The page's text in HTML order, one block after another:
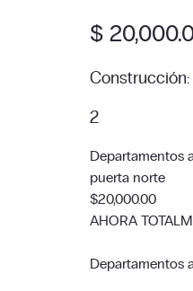
$
Construcción:
2
Departamentos
puerta norte
$20,000.00
AHORA
Departamentos